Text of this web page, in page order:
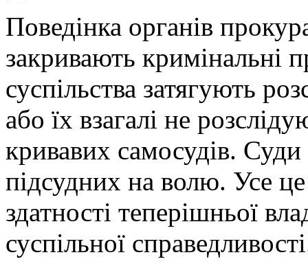
Поведінка органів
закривають кримінальні
суспільства затягують
або їх взагалі не
кривавих самосудів.
підсудних на волю. Усе це
здатності теперішньої
суспільної